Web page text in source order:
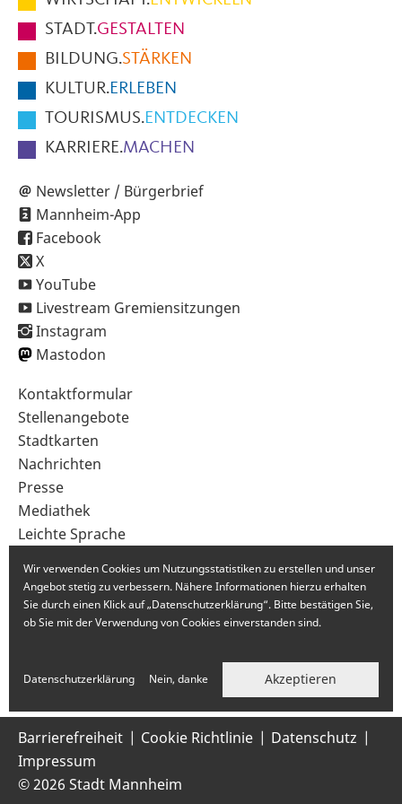
Fußbereich
der
Seite
STADT.GESTALTEN
BILDUNG.STÄRKEN
KULTUR.ERLEBEN
TOURISMUS.ENTDECKEN
KARRIERE.MACHEN
Newsletter / Bürgerbrief
Mannheim-App
Facebook
X
YouTube
Livestream Gremiensitzungen
Instagram
Mastodon
Sekundärnavigation
im
Fußbereich
Kontaktformular
Stellenangebote
Stadtkarten
Nachrichten
Presse
Mediathek
Leichte Sprache
Barrierefreiheit Cookie Richtlinie
Datenschutz
Impressum
© 2026 Stadt Mannheim
Wir verwenden Cookies um Nutzungsstatistiken zu erstellen und unser
Angebot stetig zu verbessern. Nähere Informationen hierzu erhalten
Sie durch einen Klick auf „Datenschutzerklärung“. Bitte bestätigen Sie,
ob Sie mit der Verwendung von Cookies einverstanden sind.
Datenschutzerklärung Nein, danke Akzeptieren